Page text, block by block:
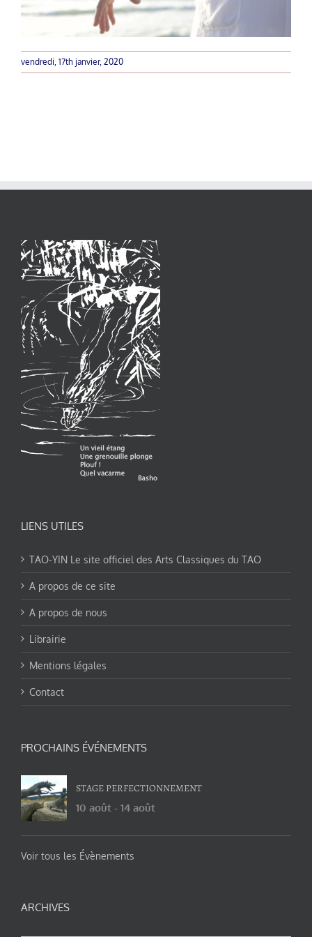
vendredi, 17th janvier, 2020
LIENS UTILES
TAO-YIN Le site officiel des Arts Classiques du TAO
A propos de ce site
A propos de nous
Librairie
Mentions légales
Contact
PROCHAINS ÉVÉNEMENTS
STAGE PERFECTIONNEMENT
10 août - 14 août
Voir tous les Évènements
ARCHIVES